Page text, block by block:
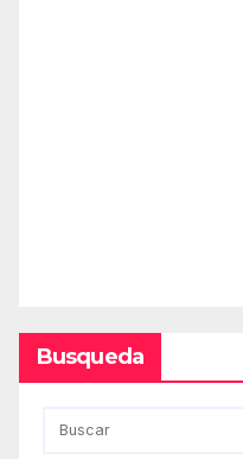
Busqueda